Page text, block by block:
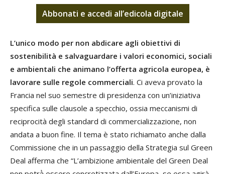
Abbonati e accedi all’edicola digitale
L’unico modo per non abdicare agli obiettivi di
sostenibilità e salvaguardare i valori economici, sociali
e ambientali che animano l’offerta agricola europea, è
lavorare sulle regole commerciali. Ci aveva provato la
Francia nel suo semestre di presidenza con un’iniziativa
specifica sulle clausole a specchio, ossia meccanismi di
reciprocità degli standard di commercializzazione, non
andata a buon fine. Il tema è stato richiamato anche dalla
Commissione che in un passaggio della Strategia sul Green
Deal afferma che “L’ambizione ambientale del Green Deal